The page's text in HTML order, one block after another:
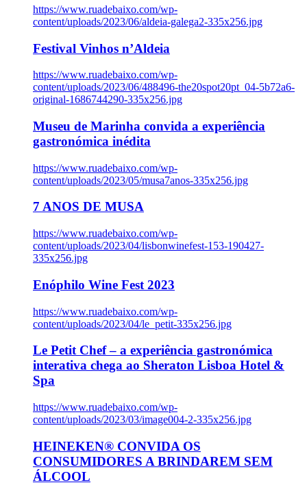
https://www.ruadebaixo.com/wp-
content/uploads/2023/06/aldeia-galega2-335x256.jpg
Festival Vinhos n’Aldeia
https://www.ruadebaixo.com/wp-
content/uploads/2023/06/488496-the20spot20pt_04-5b72a6-
original-1686744290-335x256.jpg
Museu de Marinha convida a experiência
gastronómica inédita
https://www.ruadebaixo.com/wp-
content/uploads/2023/05/musa7anos-335x256.jpg
7 ANOS DE MUSA
https://www.ruadebaixo.com/wp-
content/uploads/2023/04/lisbonwinefest-153-190427-
335x256.jpg
Enóphilo Wine Fest 2023
https://www.ruadebaixo.com/wp-
content/uploads/2023/04/le_petit-335x256.jpg
Le Petit Chef – a experiência gastronómica
interativa chega ao Sheraton Lisboa Hotel &
Spa
https://www.ruadebaixo.com/wp-
content/uploads/2023/03/image004-2-335x256.jpg
HEINEKEN® CONVIDA OS
CONSUMIDORES A BRINDAREM SEM
ÁLCOOL